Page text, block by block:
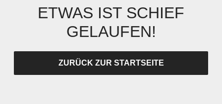
ETWAS IST SCHIEF
GELAUFEN!
ZURÜCK ZUR STARTSEITE